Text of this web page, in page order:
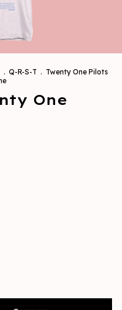
. Q-R-S-T . Twenty One Pilots
One